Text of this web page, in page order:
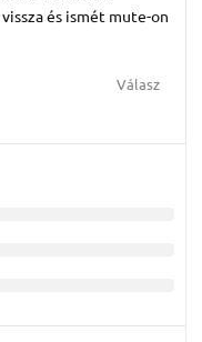
és ismét mute-on
Válasz